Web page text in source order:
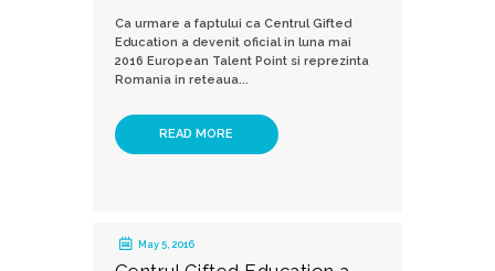
Ca urmare a faptului ca Centrul Gifted
Education a devenit oficial in luna mai
2016 European Talent Point si reprezinta
Romania in reteaua...
READ MORE
May 5, 2016